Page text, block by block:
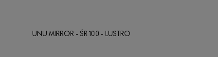
UNU MIRROR - ŚR 100 - LUSTRO